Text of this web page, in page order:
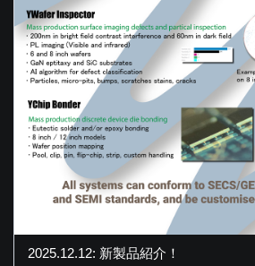
2025.12.12: 新製品紹介！